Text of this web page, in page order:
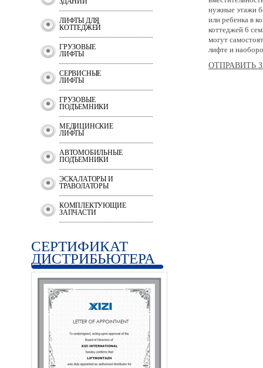
ЛИФТЫ ДЛЯ
КОТТЕДЖЕЙ
ГРУЗОВЫЕ
ЛИФТЫ
СЕРВИСНЫЕ
ЛИФТЫ
ГРУЗОВЫЕ
ПОДЪЕМНИКИ
МЕДИЦИНСКИЕ
ЛИФТЫ
АВТОМОБИЛЬНЫЕ
ПОДЪЕМНИКИ
ЭСКАЛАТОРЫ И
ТРАВОЛАТОРЫ
КОМПЛЕКТУЮЩИЕ
ЗАПЧАСТИ
СЕРТИФИКАТ
ДИСТРИБЬЮТЕРА
нужные этажи
или ребенка в
коттеджей 6
могут
лифте и
ОТПРАВИТЬ